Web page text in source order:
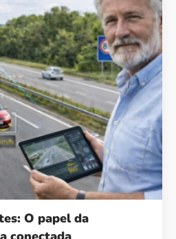
O papel da